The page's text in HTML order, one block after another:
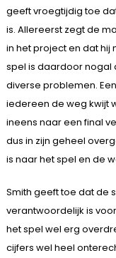
geeft vroegtijdig toe
is. Allereerst zegt de
in het project en dat hij
spel is daardoor
diverse problemen.
iedereen de weg kwijt
ineens naar een final
dus in zijn geheel
is naar het spel en de
Smith geeft toe dat de
verantwoordelijk is
het spel wel erg
cijfers wel heel